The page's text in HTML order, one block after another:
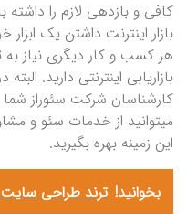
کافی و بازدهی لازم را
بازار اینترنت داشتن یک
هر کسب و کار دیگری نیاز
بازاریابی اینترنتی دارید.
کارشناسان شرکت سئوراز شما
میتوانید از خدمات سئو و
این زمینه بهره بگیرید.
بخوانید! ترند طراحی